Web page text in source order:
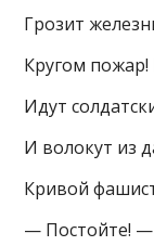
Грозит
Кругом пожар!
Идут
И волокут из
Кривой
— Постойте! —